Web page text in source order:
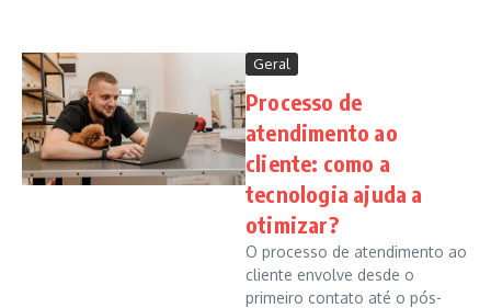
Geral
Processo de
atendimento ao
cliente: como a
tecnologia ajuda a
otimizar?
O processo de atendimento ao
cliente envolve desde o
primeiro contato até o pós-